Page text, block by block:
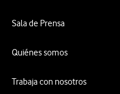
Sala de Prensa
Quiénes somos
Trabaja con nosotros